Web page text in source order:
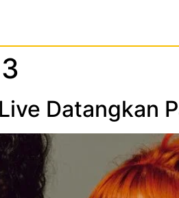
Datangkan